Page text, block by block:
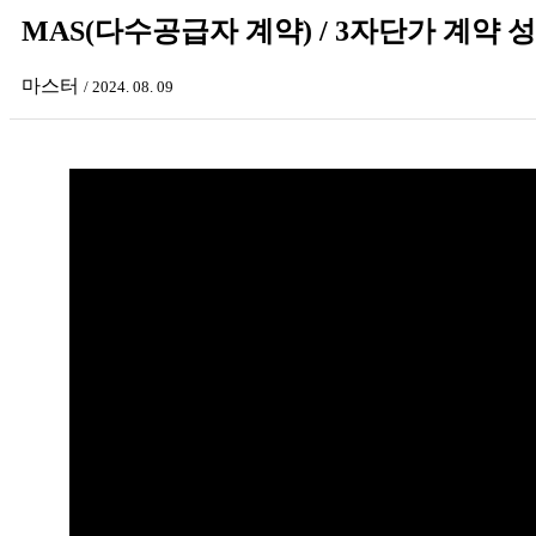
MAS(다수공급자 계약) / 3자단가 계약
마스터 / 2024. 08. 09